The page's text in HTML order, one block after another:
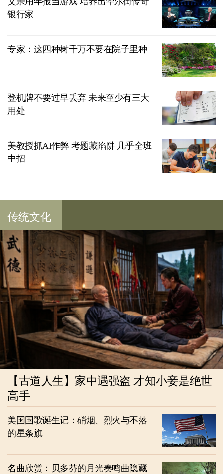
银行家
专家：这四种树千万不要在院子里种
登机牌不要过早丢弃 未来至少有三大
用处
美教授抓AI作弊 考题藏陷阱 几乎全班
中招
传统文化
【古道人生】家中遇强盗 才知小妾是绝世
高手
美国国歌诞生记：硝烟、烈火与不落
的星条旗
名曲欣赏：贝多芬的月光奏鸣曲隐藏